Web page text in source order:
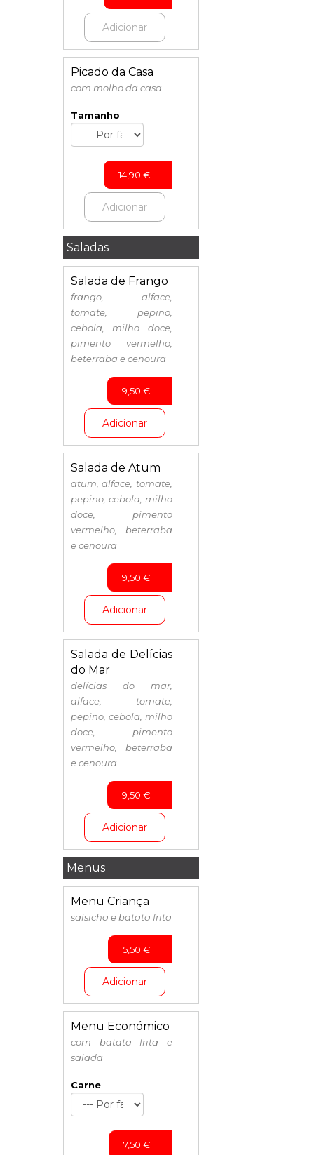
Adicionar
Picado da Casa
com molho da casa
Tamanho
14,90 €
Adicionar
Saladas
Salada de Frango
frango, alface,
tomate, pepino,
cebola, milho doce,
pimento vermelho,
beterraba e cenoura
9,50 €
Adicionar
Salada de Atum
atum, alface, tomate,
pepino, cebola, milho
doce, pimento
vermelho, beterraba
e cenoura
9,50 €
Adicionar
Salada de Delícias
do Mar
delícias do mar,
alface, tomate,
pepino, cebola, milho
doce, pimento
vermelho, beterraba
e cenoura
9,50 €
Adicionar
Menus
Menu Criança
salsicha e batata frita
5,50 €
Adicionar
Menu Económico
com batata frita e
salada
Carne
7,50 €